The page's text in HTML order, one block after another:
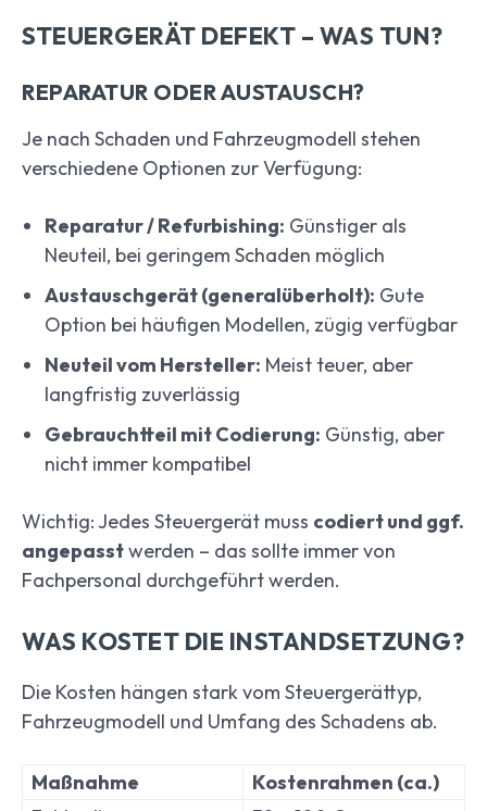
STEUERGERÄT DEFEKT – WAS TUN?
REPARATUR ODER AUSTAUSCH?
Je nach Schaden und Fahrzeugmodell stehen
verschiedene Optionen zur Verfügung:
Reparatur / Refurbishing: Günstiger als
Neuteil, bei geringem Schaden möglich
Austauschgerät (generalüberholt): Gute
Option bei häufigen Modellen, zügig verfügbar
Neuteil vom Hersteller: Meist teuer, aber
langfristig zuverlässig
Gebrauchtteil mit Codierung: Günstig, aber
nicht immer kompatibel
Wichtig: Jedes Steuergerät muss codiert und ggf.
angepasstwerden – das sollte immer von
Fachpersonal durchgeführt werden.
WAS KOSTET DIE INSTANDSETZUNG?
Die Kosten hängen stark vom Steuergerättyp,
Fahrzeugmodell und Umfang des Schadens ab.
Maßnahme
Kostenrahmen (ca.)